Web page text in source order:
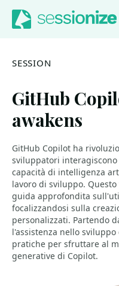
Jump to navigation
Jump to content
SESSION
GitHub
awakens
GitHub Copilot ha
sviluppatori
capacità di intelligenza
lavoro di sviluppo.
guida approfondita
focalizzandosi sulla
personalizzati. Partendo
l'assistenza nello
pratiche per sfruttare al
generative di Copilot.